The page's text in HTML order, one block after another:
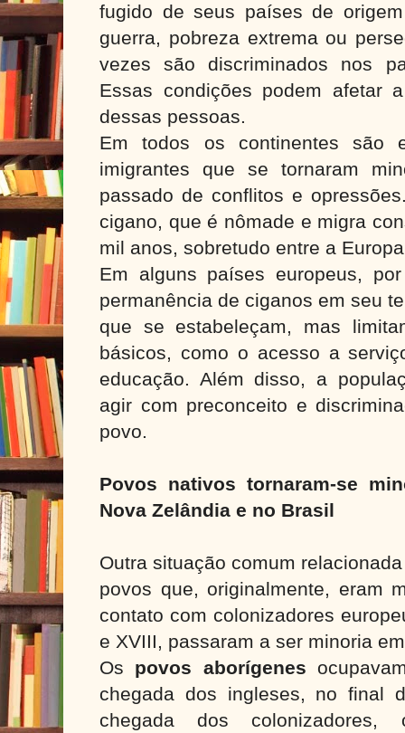
fugido de seus países de
guerra, pobreza extrema ou
vezes são discriminados nos
Essas condições podem afetar
dessas pessoas.
Em todos os continentes são
imigrantes que se tornaram
passado de conflitos e
cigano, que é nômade e migra
mil anos, sobretudo entre a
Em alguns países europeus,
permanência de ciganos em seu
que se estabeleçam, mas
básicos, como o acesso a
educação. Além disso, a
agir com preconceito e
povo.
Povos nativos tornaram-se
Nova Zelândia e no Brasil
Outra situação comum
povos que, originalmente, eram
contato com colonizadores
e XVIII, passaram a ser minoria
Os povos aborígenes
chegada dos ingleses, no final
chegada dos colonizadores,